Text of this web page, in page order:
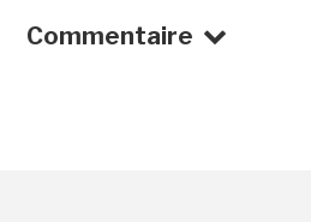
Commentaire